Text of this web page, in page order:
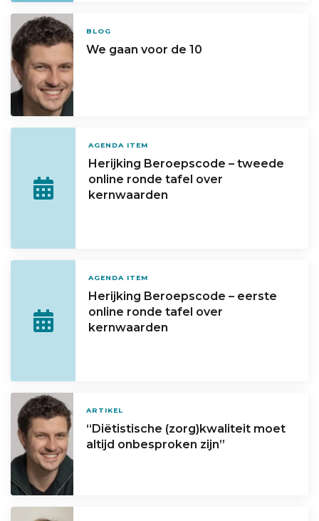
BLOG
We gaan voor de 10
AGENDA ITEM
Herijking Beroepscode – tweede
online ronde tafel over
kernwaarden
AGENDA ITEM
Herijking Beroepscode – eerste
online ronde tafel over
kernwaarden
ARTIKEL
“Diëtistische (zorg)kwaliteit moet
altijd onbesproken zijn”